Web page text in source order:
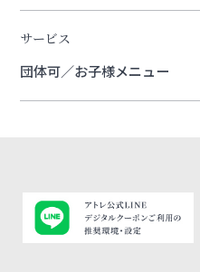
サービス
団体可／お子様メニュー